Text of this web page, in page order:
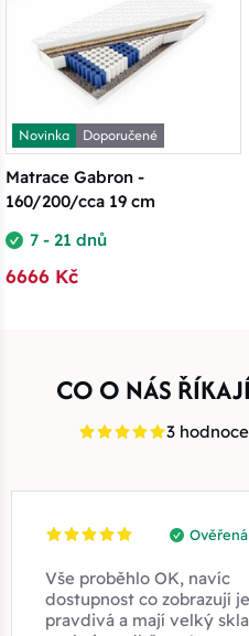
Novinka
Doporučené
Matrace Gabron -
160/200/cca 19 cm
7 - 21 dnů
6666 Kč
CO O NÁS
3
Vše proběhlo OK, navíc
dostupnost co zobrazují je
pravdivá a mají velký